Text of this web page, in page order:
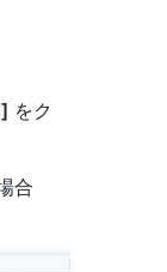
をク
合